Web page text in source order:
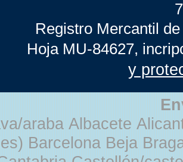
Registro Mercantil
Hoja MU-84627,
y
araba Albacete
Barcelona Beja